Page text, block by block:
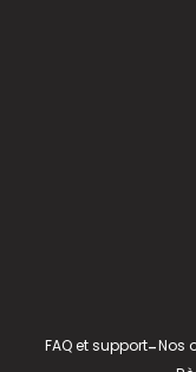
FAQ et support-Nos